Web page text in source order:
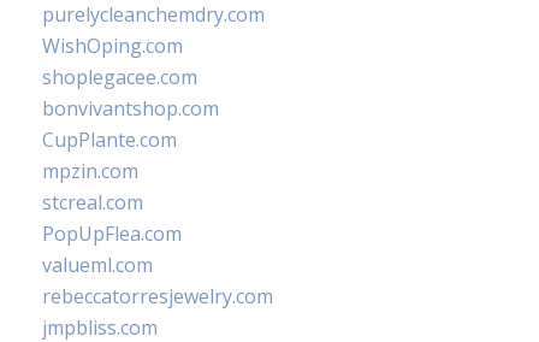
purelycleanchemdry.com
WishOping.com
shoplegacee.com
bonvivantshop.com
CupPlante.com
mpzin.com
stcreal.com
PopUpFlea.com
valueml.com
rebeccatorresjewelry.com
jmpbliss.com